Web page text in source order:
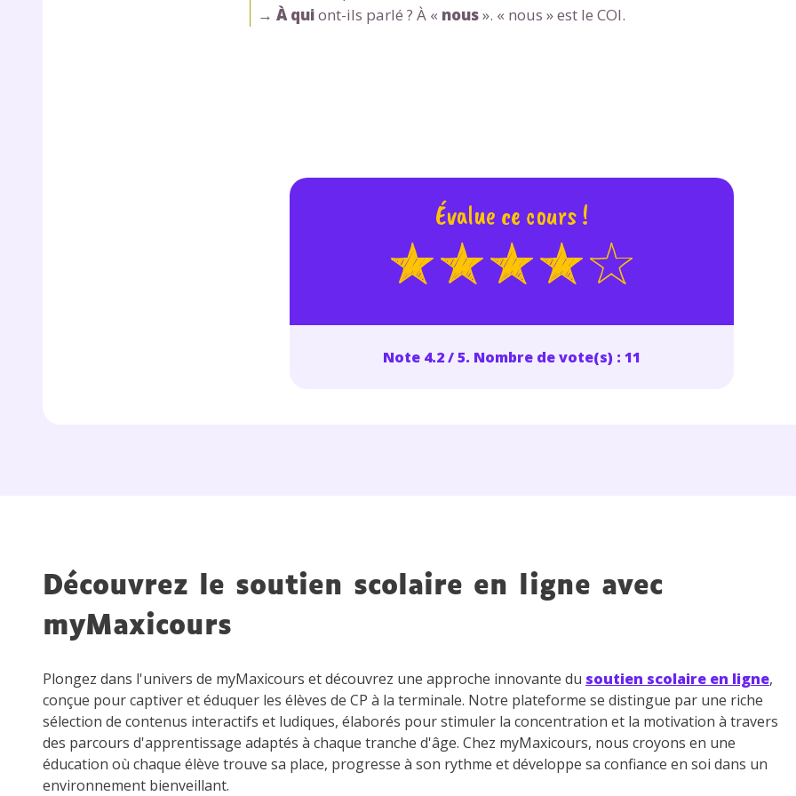
→ À quiont-ils parlé ? À « nous». « nous » est le COI.
Évalue ce cours !
Note 4.2 / 5. Nombre de vote(s) : 11
Découvrez le soutien scolaire en ligne avec
myMaxicours
Plongez dans l'univers de myMaxicours et découvrez une approche innovante du soutien scolaire en ligne,
conçue pour captiver et éduquer les élèves de CP à la terminale. Notre plateforme se distingue par une riche
sélection de contenus interactifs et ludiques, élaborés pour stimuler la concentration et la motivation à travers
des parcours d'apprentissage adaptés à chaque tranche d'âge. Chez myMaxicours, nous croyons en une
éducation où chaque élève trouve sa place, progresse à son rythme et développe sa confiance en soi dans un
environnement bienveillant.
de vos données personnelles et pour exercer vos droits, vous pouvez
notre charte